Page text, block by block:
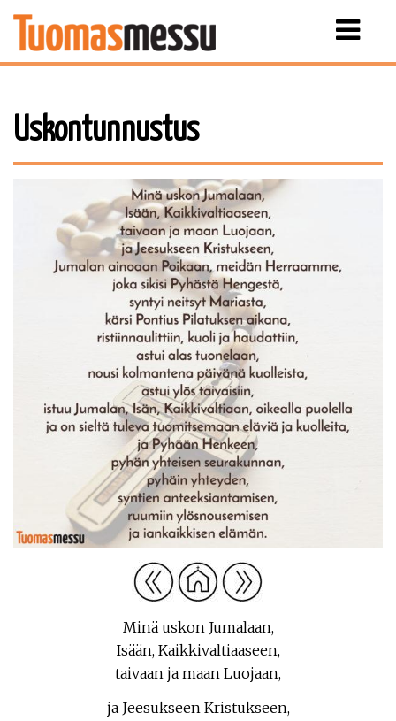
Näytä
Uskontunnustus
Minä uskon Jumalaan,
Isään, Kaikkivaltiaaseen,
taivaan ja maan Luojaan,
ja Jeesukseen Kristukseen,